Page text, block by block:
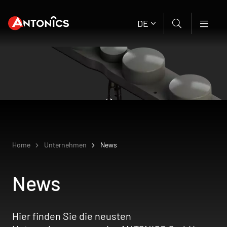
DE
Home Unternehmen News
News
Hier finden Sie die neusten